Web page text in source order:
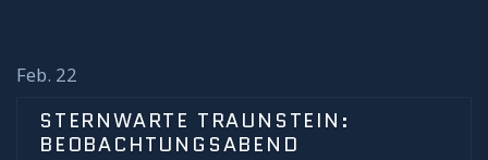
Astrofotografie
Mitgliederbereich
Feb. 22
STERNWARTE TRAUNSTEIN:
BEOBACHTUNGSABEND